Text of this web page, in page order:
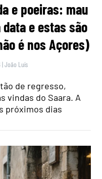
e poeiras: mau
e estas são
é nos Açores)
|João Luís
de regresso,
vindas do Saara. A
próximos dias